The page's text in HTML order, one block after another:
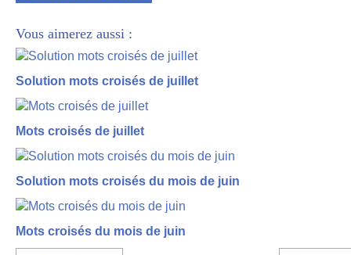
Vous aimerez aussi :
Solution mots croisés de juillet
Mots croisés de juillet
Solution mots croisés du mois de juin
Mots croisés du mois de juin